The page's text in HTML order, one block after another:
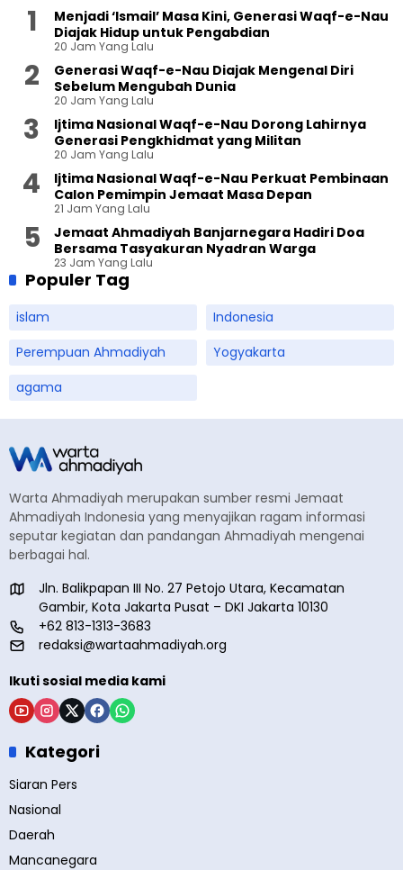
Menjadi ‘Ismail’ Masa Kini, Generasi Waqf-e-Nau
Diajak Hidup untuk Pengabdian
20 Jam Yang Lalu
Generasi Waqf-e-Nau Diajak Mengenal Diri
Sebelum Mengubah Dunia
20 Jam Yang Lalu
Ijtima Nasional Waqf-e-Nau Dorong Lahirnya
Generasi Pengkhidmat yang Militan
20 Jam Yang Lalu
Ijtima Nasional Waqf-e-Nau Perkuat Pembinaan
Calon Pemimpin Jemaat Masa Depan
21 Jam Yang Lalu
Jemaat Ahmadiyah Banjarnegara Hadiri Doa
Bersama Tasyakuran Nyadran Warga
23 Jam Yang Lalu
Populer Tag
islam
Indonesia
Perempuan Ahmadiyah
Yogyakarta
agama
Warta Ahmadiyah merupakan sumber resmi Jemaat
Ahmadiyah Indonesia yang menyajikan ragam informasi
seputar kegiatan dan pandangan Ahmadiyah mengenai
berbagai hal.
Jln. Balikpapan III No. 27 Petojo Utara, Kecamatan
Gambir, Kota Jakarta Pusat – DKI Jakarta 10130
+62 813-1313-3683
redaksi@wartaahmadiyah.org
Ikuti sosial media kami
Kategori
Siaran Pers
Nasional
Daerah
Mancanegara